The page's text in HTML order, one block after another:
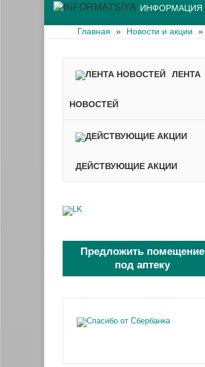
ИНФОРМАЦИЯ
Главная » Новости и акции »
ЛЕНТА
НОВОСТЕЙ
ДЕЙСТВУЮЩИЕ АКЦИИ
Предложить помещение
под аптеку